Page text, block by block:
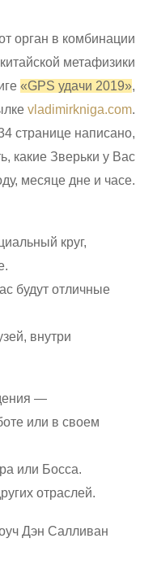
орган в комбинации
метафизики
«GPS удачи 2019»,
vladimirkniga.com.
странице написано,
какие Зверьки у Вас
месяце дне и часе.
круг,
будут отличные
внутри
—
или в своем
или Босса.
отраслей.
Дэн Салливан